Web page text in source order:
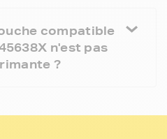
compatible
n'est pas
?